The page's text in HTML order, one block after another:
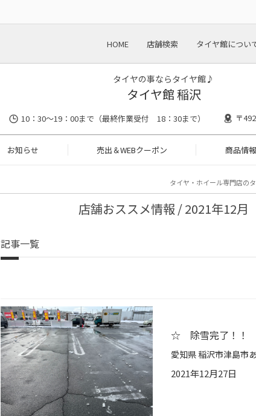
HOME 店舗検索 タイヤ館につい
タイヤの事ならタイヤ館♪
タイヤ館 稲沢
10：30～19：00まで（最終作業受付 18：30まで） 〒
お知らせ 売出＆WEBクーポン 商品情報
タイヤ・ホイール専門店の
店舗おススメ情報 / 2021年12月
記事一覧
☆ 除雪完了！！
2021年12月27日